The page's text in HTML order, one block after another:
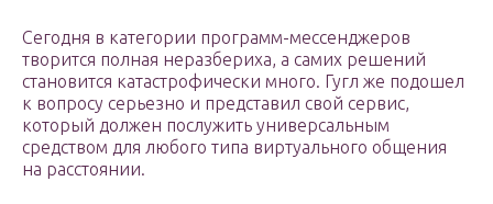
Сегодня в категории программ-мессенджеров
творится полная неразбериха, а самих решений
становится катастрофически много. Гугл же подошел
к вопросу серьезно и представил свой сервис,
который должен послужить универсальным
средством для любого типа виртуального общения
на расстоянии.